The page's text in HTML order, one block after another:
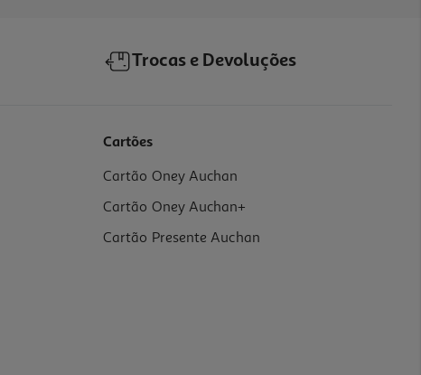
Trocas e Devoluções
Cartões
Cartão Oney Auchan
Cartão Oney Auchan+
Cartão Presente Auchan